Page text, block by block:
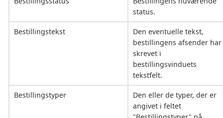
status.
Bestillingstekst
Den eventuelle tekst,
bestillingens afsender har
skrevet i
bestillingsvinduets
tekstfelt.
Bestillingstyper
Den eller de typer, der er
angivet i feltet